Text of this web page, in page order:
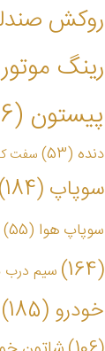
روکش
رینگ موتور
پیستون (396)
دنده (53) سفت
سوپاپ (184)
سوپاپ هوا (55)
(164)
سیم درب
خودرو (185)